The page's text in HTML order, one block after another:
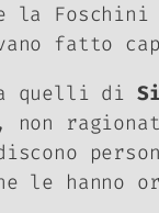
la
fatto
a quelli di
non
le hanno